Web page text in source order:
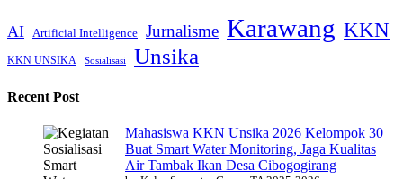
AI Artificial Intelligence Jurnalisme Karawang KKN
KKN UNSIKA Sosialisasi Unsika
Recent Post
Mahasiswa KKN Unsika 2026 Kelompok 30
Buat Smart Water Monitoring, Jaga Kualitas
Air Tambak Ikan Desa Cibogogirang